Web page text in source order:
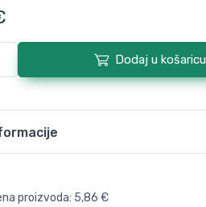
Dodaj u košaricu
proizvoda: 5,86 €